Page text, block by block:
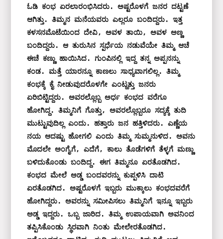
ಓಡಿ ಕಂಭ ಏರಲಾರಂಭಿಸಿದರು. ಅಷ್ಟರೊಳಗೆ ಜನರ ದಟ್ಟಣೆ
ಆಗಿತ್ತು. ತಿಮ್ಮನ ಮನೆಯವರು ಎಲ್ಲರೂ ಬಂದಿದ್ದರು. ಇತ್ತ
ಕಳಸನಮೊಟೆಯಿಂದ ದೇವಿ, ಅವಳ ತಾಯಿ, ಅವಳ ಅಣ್ಣ
ಬಂದಿದ್ದರು. ಆ ತುರುಸಿನ ಸ್ಪರ್ಧೆಯ ನಡುವೆಯೇ ತಿಮ್ಮ ಆಚೆ
ಈಚೆ ಕಣ್ಣು ಹಾಯಿಸಿದ. ಗುಂಪಿನಲ್ಲಿ ಇದ್ದ ತನ್ನ ಅಪ್ಪನನ್ನು
ಕಂಡ. ಮತ್ತೆ ಯಾರನ್ನೂ ಕಾಣಲು ಸಾಧ್ಯವಾಗಲಿಲ್ಲ. ತಿಮ್ಮ
ಕಂಭಕ್ಕೆ ಕೈ ನೀಡುವುದರೊಳಗೇ ಎಂಟ್ಹತ್ತು ಜನರು
ಏರಿಬಿಟ್ಟಿದ್ದರು. ಅವರಲ್ಲೊಬ್ಬ ಅರ್ಧ ಕಂಭದ ವರೆಗೂ
ಹೋಗಿದ್ದ. ತಿಮ್ಮನಿಗೆ ಗೊತ್ತು, ಅವರಲ್ಲೊಬ್ಬರೂ ಸದ್ಯಕ್ಕೆ ತುದಿ
ಮುಟ್ಟುವುದಿಲ್ಲ ಎಂದು. ಹತ್ತಾರು ಜನ ಹತ್ತಿಳಿದರು. ಎಣ್ಣೆಯ
ನಯ ಆದಷ್ಟು ಹೋಗಲಿ ಎಂದು ತಿಮ್ಮ ಸುಮ್ಮನುಳಿದ. ಅವನು
ಮೊದಲೇ ಅಂಗೈಗೆ, ಎದೆಗೆ, ಕಾಲು ತೊಡೆಗಳಿಗೆ ತೆಳ್ಳಗೆ ಮಣ್ಣು
ಬಳಿದುಕೊಂಡು ಬಂದಿದ್ದ. ಈಗ ತಿಮ್ಮನೂ ಏರತೊಡಗಿದ.
ಕಂಭದ ಮೇಲೆ ಅಡ್ಡ ಬಂದವರನ್ನು ಕುಪ್ಪಳಿಸಿ ದಾಟಿ
ಏರತೊಡಗಿದ. ಅಷ್ಟರೊಳಗೆ ಇಬ್ಬರು ಮುಕ್ಕಾಲು ಕಂಭದವರೆಗೆ
ಹೋಗಿದ್ದರು. ಅವರನ್ನು ಸಮೀಪಿಸಲು ತಿಮ್ಮನಿಗೆ ಇನ್ನೂ ಇಬ್ಬರು
ಅಡ್ಡ ಇದ್ದರು. ಒಬ್ಬ ಜಾರಿದ. ತಿಮ್ಮ ಉಪಾಯವಾಗಿ ಅವನಿಂದ
ತಪ್ಪಿಸಿಕೊಂಡು ಸ್ಥಿರವಾಗಿ ನಿಂತು ಮೇಲೇರತೊಡಗಿದ.